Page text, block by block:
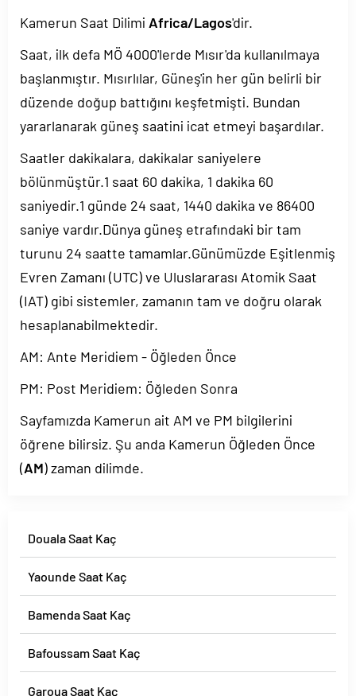
Kamerun Saat Dilimi Africa/Lagos'dir.
Saat, ilk defa MÖ 4000'lerde Mısır'da kullanılmaya
başlanmıştır. Mısırlılar, Güneş'in her gün belirli bir
düzende doğup battığını keşfetmişti. Bundan
yararlanarak güneş saatini icat etmeyi başardılar.
Saatler dakikalara, dakikalar saniyelere
bölünmüştür.1 saat 60 dakika, 1 dakika 60
saniyedir.1 günde 24 saat, 1440 dakika ve 86400
saniye vardır.Dünya güneş etrafındaki bir tam
turunu 24 saatte tamamlar.Günümüzde Eşitlenmiş
Evren Zamanı (UTC) ve Uluslararası Atomik Saat
(IAT) gibi sistemler, zamanın tam ve doğru olarak
hesaplanabilmektedir.
AM: Ante Meridiem - Öğleden Önce
PM: Post Meridiem: Öğleden Sonra
Sayfamızda Kamerun ait AM ve PM bilgilerini
öğrene bilirsiz. Şu anda Kamerun Öğleden Önce
(AM) zaman dilimde.
Douala Saat Kaç
Yaounde Saat Kaç
Bamenda Saat Kaç
Bafoussam Saat Kaç
Garoua Saat Kaç